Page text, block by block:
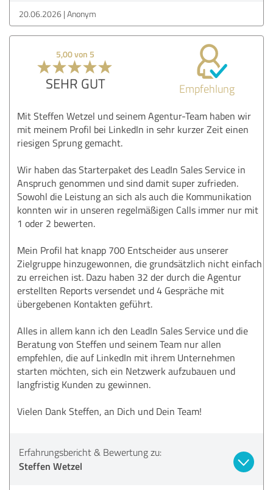
20.06.2026 Anonym
5,00 von 5
SEHR GUT Empfehlung
Mit Steffen Wetzel und seinem Agentur-Team haben wir
mit meinem Profil bei LinkedIn in sehr kurzer Zeit einen
riesigen Sprung gemacht.
Wir haben das Starterpaket des LeadIn Sales Service in
Anspruch genommen und sind damit super zufrieden.
Sowohl die Leistung an sich als auch die Kommunikation
konnten wir in unseren regelmäßigen Calls immer nur mit
1 oder 2 bewerten.
Mein Profil hat knapp 700 Entscheider aus unserer
Zielgruppe hinzugewonnen, die grundsätzlich nicht einfach
zu erreichen ist. Dazu haben 32 der durch die Agentur
erstellten Reports versendet und 4 Gespräche mit
übergebenen Kontakten geführt.
Alles in allem kann ich den LeadIn Sales Service und die
Beratung von Steffen und seinem Team nur allen
empfehlen, die auf LinkedIn mit ihrem Unternehmen
starten möchten, sich ein Netzwerk aufzubauen und
langfristig Kunden zu gewinnen.
Vielen Dank Steffen, an Dich und Dein Team!
Erfahrungsbericht & Bewertung zu:
Steffen Wetzel